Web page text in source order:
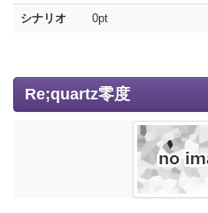
シナリオ 0pt
Re;quartz零度